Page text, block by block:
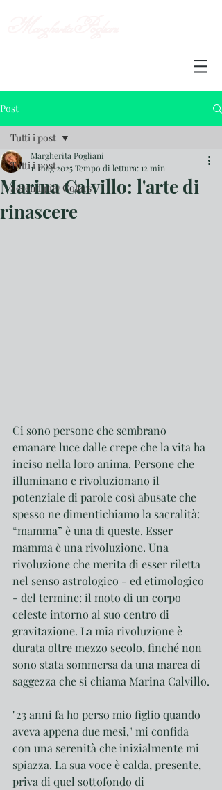
Post
Tutti i post
Serendipity Colors
Tutti i post
Marina Calvillo: l'arte di
rinascere
Margherita Pogliani
11 mag 2025Tempo di lettura: 12 min
Ci sono persone che sembrano
emanare luce dalle crepe che la vita ha
inciso nella loro anima. Persone che
illuminano e rivoluzionano il
potenziale di parole così abusate che
spesso ne dimentichiamo la sacralità:
“mamma” è una di queste. Esser
mamma è una rivoluzione. Una
rivoluzione che merita di esser riletta
nel senso astrologico - ed etimologico
- del termine: il moto di un corpo
celeste intorno al suo centro di
gravitazione. La mia rivoluzione è
durata oltre mezzo secolo, finché non
sono stata sommersa da una marea di
saggezza che si chiama Marina Calvillo.
"23 anni fa ho perso mio figlio quando
aveva appena due mesi," mi confida
con una serenità che inizialmente mi
spiazza. La sua voce è calda, presente,
priva di quel sottofondo di